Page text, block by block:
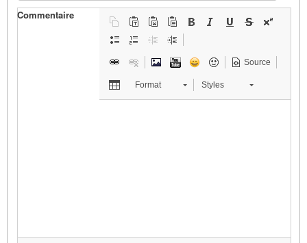
Commentaire
Source
Format Styles